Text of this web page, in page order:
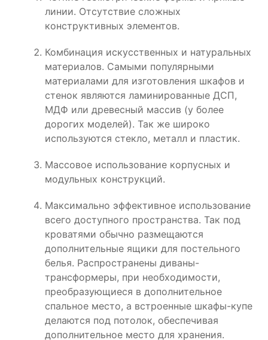
линии. Отсутствие сложных
конструктивных элементов.
Комбинация искусственных и натуральных
материалов. Самыми популярными
материалами для изготовления шкафов и
стенок являются ламинированные ДСП,
МДФ или древесный массив (у более
дорогих моделей). Так же широко
используются стекло, металл и пластик.
Массовое использование корпусных и
модульных конструкций.
Максимально эффективное использование
всего доступного пространства. Так под
кроватями обычно размещаются
дополнительные ящики для постельного
белья. Распространены диваны-
трансформеры, при необходимости,
преобразующиеся в дополнительное
спальное место, а встроенные шкафы-купе
делаются под потолок, обеспечивая
дополнительное место для хранения.